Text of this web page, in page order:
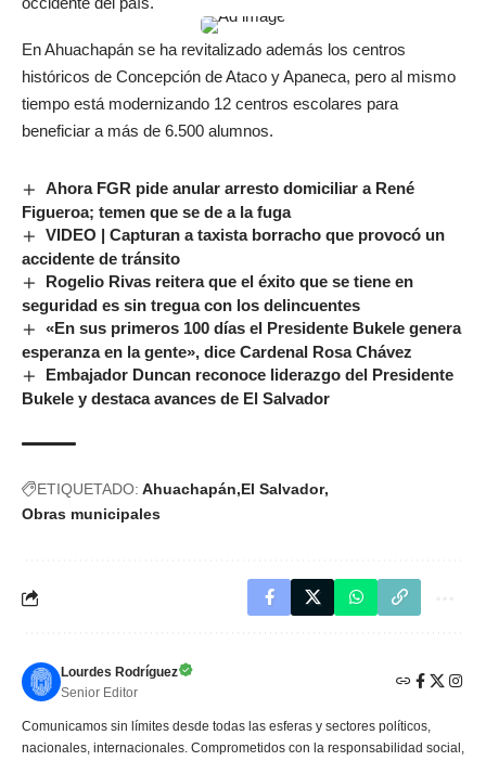
En Ahuachapán se ha revitalizado además los centros
históricos de Concepción de Ataco y Apaneca, pero al mismo
tiempo está modernizando 12 centros escolares para
beneficiar a más de 6.500 alumnos.
Ahora FGR pide anular arresto domiciliar a René
Figueroa; temen que se de a la fuga
VIDEO | Capturan a taxista borracho que provocó un
accidente de tránsito
Rogelio Rivas reitera que el éxito que se tiene en
seguridad es sin tregua con los delincuentes
«En sus primeros 100 días el Presidente Bukele genera
esperanza en la gente», dice Cardenal Rosa Chávez
Embajador Duncan reconoce liderazgo del Presidente
Bukele y destaca avances de El Salvador
ETIQUETADO: Ahuachapán El Salvador
Obras municipales
Lourdes Rodríguez
Senior Editor
Comunicamos sin límites desde todas las esferas y sectores políticos,
nacionales, internacionales. Comprometidos con la responsabilidad social,